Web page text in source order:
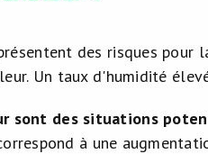
des risques pour
Un taux d'humidité
sont des situations
à une